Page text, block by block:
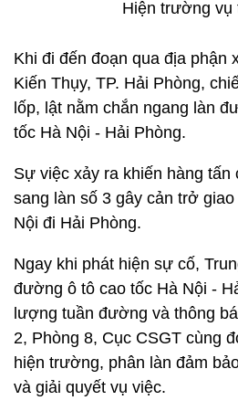
Hiện trường vụ
Khi đi đến đoạn qua địa phận
Kiến Thụy, TP. Hải Phòng,
lốp, lật nằm chắn ngang làn
tốc Hà Nội - Hải Phòng.
Sự việc xảy ra khiến hàng tấn
sang làn số 3 gây cản trở
Nội đi Hải Phòng.
Ngay khi phát hiện sự cố,
đường ô tô cao tốc Hà Nội -
lượng tuần đường và thông
2, Phòng 8, Cục CSGT cùng
hiện trường, phân làn đảm
và giải quyết vụ việc.